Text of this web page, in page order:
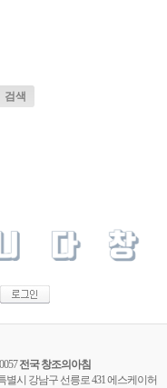
검색
전국 창조의아침
별시 강남구 선릉로 431 에스케이허